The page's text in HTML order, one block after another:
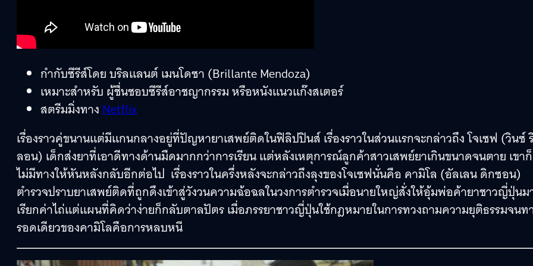
กำกับซีรีส์โดย บริลแลนต์ เมนโดซา (Brillante Mendoza)
เหมาะสำหรับ ผู้ชื่นชอบซีรีส์อาชญากรรม หรือหนังแนวแก๊งสเตอร์
สตรีมมิ่งทางNetflix
เรื่องราวคู่ขนานแต่มีแกนกลางอยู่ที่ปัญหายาเสพย์ติดในฟิลิปปินส์ เรื่องราวในส่วนแรกจะกล่าวถึง โจเซฟ (วินซ์
ลอน) เด็กส่งยาที่เอาดีทางด้านมืดมากกว่าการเรียน แต่หลังเหตุการณ์ลูกค้าสาวเสพย์ยาเกินขนาดจนตาย เขาก็
ไม่มีทางให้หันหลังกลับอีกต่อไป เรื่องราวในครึ่งหลังจะกล่าวถึงลุงของโจเซฟนั่นคือ คามิโล (อัลเลน ดิกซอน)
ตำรวจปราบยาเสพย์ติดที่ถูกดึงเข้าสู่วังวนความฉ้อฉลในวงการตำรวจเมื่อนายใหญ่สั่งให้อุ้มพ่อค้ายาชาวญี่ปุ่นม
เรียกค่าไถ่แต่แผนที่คิดว่าง่ายก็กลับตาลปัตร เมื่อภรรยาชาวญี่ปุ่นใช้กฎหมายในการทวงถามความยุติธรรมจนท
รอดเดียวของคามิโลคือการหลบหนี